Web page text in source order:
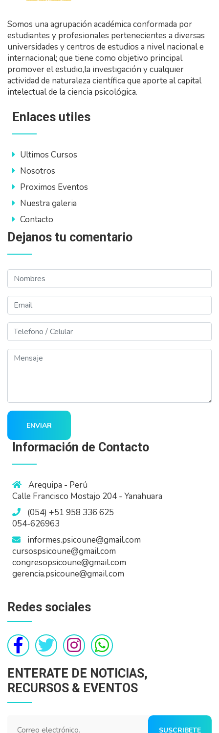
Somos una agrupación académica conformada por
estudiantes y profesionales pertenecientes a diversas
universidades y centros de estudios a nivel nacional e
internacional; que tiene como objetivo principal
promover el estudio,la investigación y cualquier
actividad de naturaleza científica que aporte al capital
intelectual de la ciencia psicológica.
Enlaces utiles
Ultimos Cursos
Nosotros
Proximos Eventos
Nuestra galeria
Contacto
Dejanos tu comentario
Nombres
Email
Telefono
Mensaje
ENVIAR
Información de Contacto
Arequipa - Perú
Calle Francisco Mostajo 204 - Yanahuara
(054) +51 958 336 625
054-626963
informes.psicoune@gmail.com
cursospsicoune@gmail.com
congresopsicoune@gmail.com
gerencia.psicoune@gmail.com
Redes sociales
ENTERATE DE NOTICIAS,
RECURSOS & EVENTOS
SUSCRIBETE